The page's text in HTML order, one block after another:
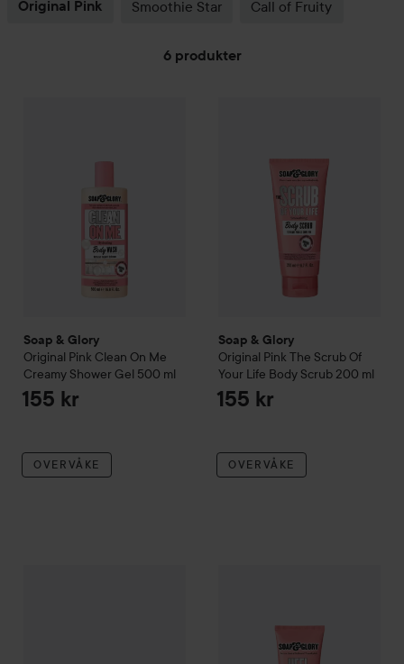
Original Pink Smoothie Star Call of Fruity
6 produkter
Soap & Glory
Original Pink Clean On Me
Creamy Shower Gel 500 ml
155 kr
OVERVÅKE
Soap & Glory
Original Pink The Scrub Of
Your Life Body Scrub 200 ml
155 kr
OVERVÅKE